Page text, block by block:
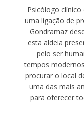
Psicólogo
uma ligação de
Gondramaz
esta aldeia
pelo ser
tempos
procurar o local
uma das mais
para oferecer